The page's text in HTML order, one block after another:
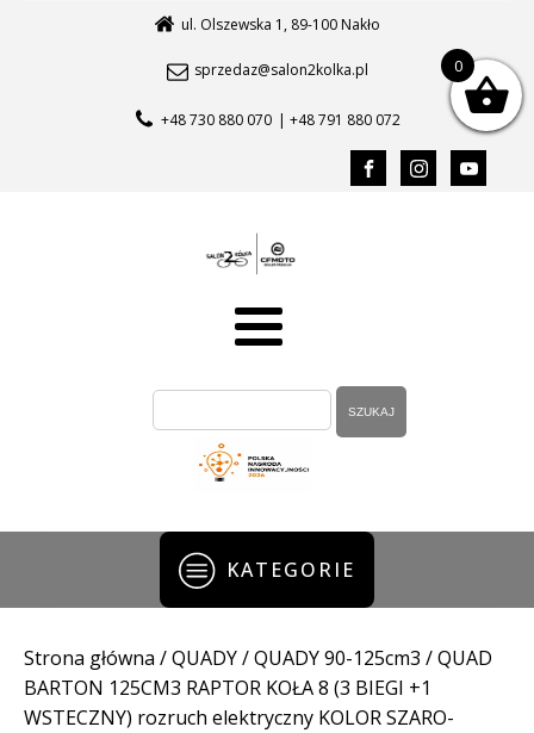
ul. Olszewska 1, 89-100 Nakło
sprzedaz@salon2kolka.pl
+48 730 880 070 | +48 791 880 072
KATEGORIE
Strona główna /QUADY/QUADY 90-125cm3 / QUAD
BARTON 125CM3 RAPTOR KOŁA 8 (3 BIEGI +1
WSTECZNY) rozruch elektryczny KOLOR SZARO-
0